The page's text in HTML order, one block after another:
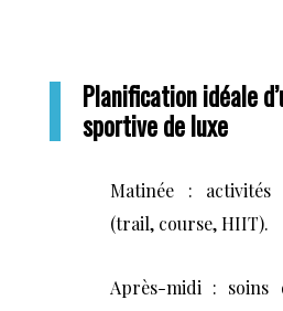
Planification idéale
sportive de luxe
Matinée : activités
(trail, course, HIIT).
Après-midi : soins